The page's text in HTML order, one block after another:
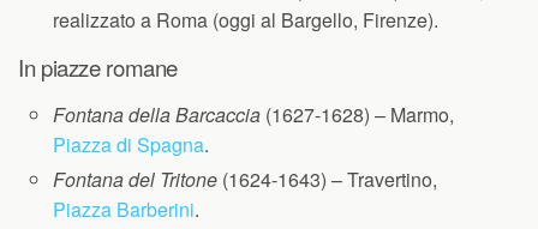
realizzato a Roma (oggi al Bargello, Firenze).
In piazze romane
Fontana della Barcaccia (1627-1628) – Marmo,
Piazza di Spagna.
Fontana del Tritone (1624-1643) – Travertino,
Piazza Barberini.